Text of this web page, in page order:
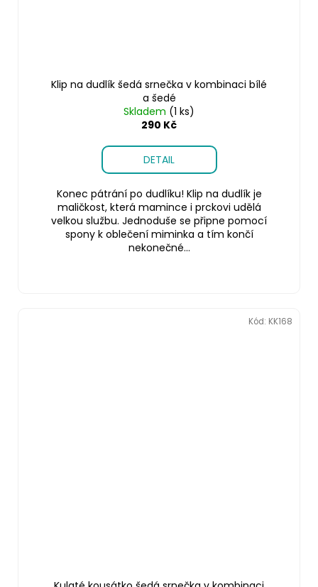
Klip na dudlík šedá srnečka v kombinaci bílé
a šedé
Skladem (1 ks)
290 Kč
DETAIL
Konec pátrání po dudlíku! Klip na dudlík je
maličkost, která mamince i prckovi udělá
velkou službu. Jednoduše se připne pomocí
spony k oblečení miminka a tím končí
nekonečné...
Kód: KK168